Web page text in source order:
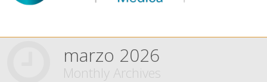
marzo 2026
Monthly Archives